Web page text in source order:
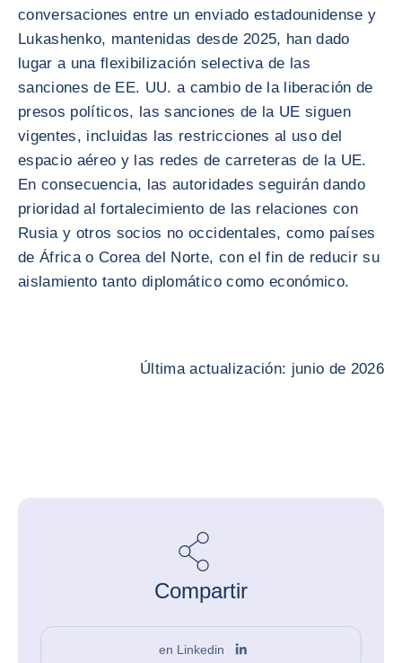
conversaciones entre un enviado estadounidense y
Lukashenko, mantenidas desde 2025, han dado
lugar a una flexibilización selectiva de las
sanciones de EE. UU. a cambio de la liberación de
presos políticos, las sanciones de la UE siguen
vigentes, incluidas las restricciones al uso del
espacio aéreo y las redes de carreteras de la UE.
En consecuencia, las autoridades seguirán dando
prioridad al fortalecimiento de las relaciones con
Rusia y otros socios no occidentales, como países
de África o Corea del Norte, con el fin de reducir su
aislamiento tanto diplomático como económico.
Última actualización: junio de 2026
Compartir
en Linkedin